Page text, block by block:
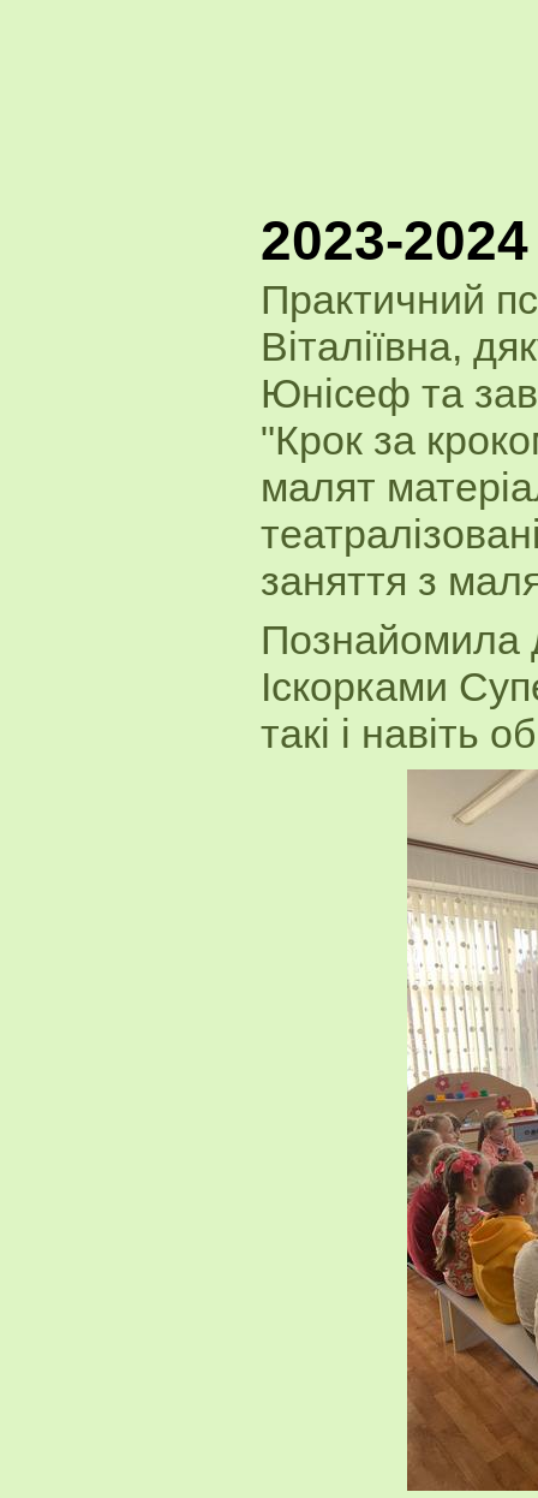
2023-
Практичний
Віталіївна,
Юнісеф та
"Крок за
малят
заняття з
Познайомила
Іскорками
такі і навіть